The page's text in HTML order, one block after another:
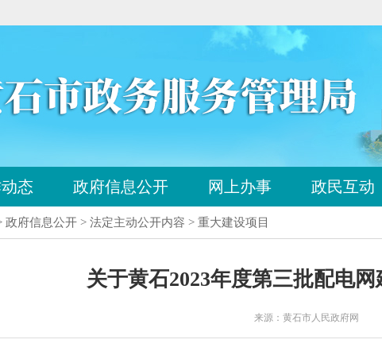
态 政府信息公开 网上办事 政民互动
政府信息公开 > 法定主动公开内容 > 重大建设项目
关于黄石2023年度第三批配电
来源：黄石市人民政府网